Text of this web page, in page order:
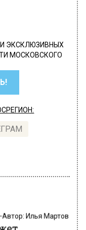
ЭКСКЛЮЗИВНЫХ
МОСКОВСКОГО